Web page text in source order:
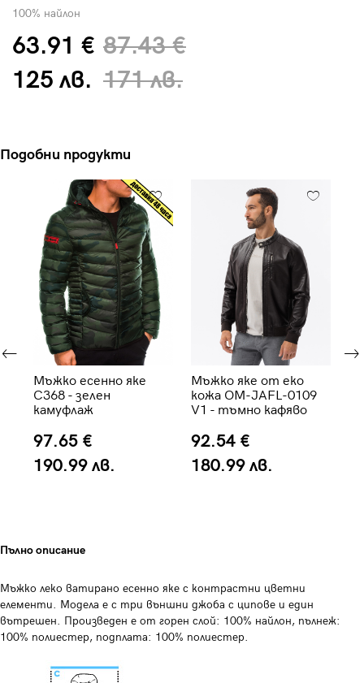
100% найлон
63.91 €
125 лв.
87.43 €
171 лв.
Подобни продукти
Мъжко есенно яке
C368 - зелен
камуфлаж
97.65 €
190.99 лв.
Мъжко яке от еко
кожа OM-JAFL-0109
V1 - тъмно кафяво
92.54 €
180.99 лв.
Пълно описание
Мъжко леко ватирано есенно яке с контрастни цветни
елементи. Модела е с три външни джоба с ципове и един
вътрешен. Произведен е от горен слой: 100% найлон, пълнеж:
100% полиестер, подплата: 100% полиестер.